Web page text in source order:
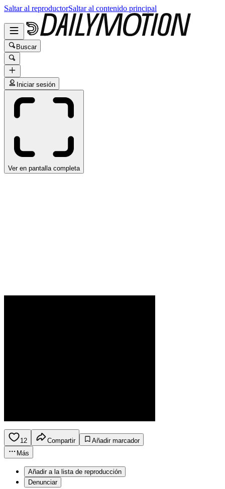
Saltar al reproductorSaltar al contenido principal
Buscar
Iniciar sesión
Ver en pantalla completa
12 Compartir
Añadir marcador
Más
Añadir a la lista de reproducción
Denunciar